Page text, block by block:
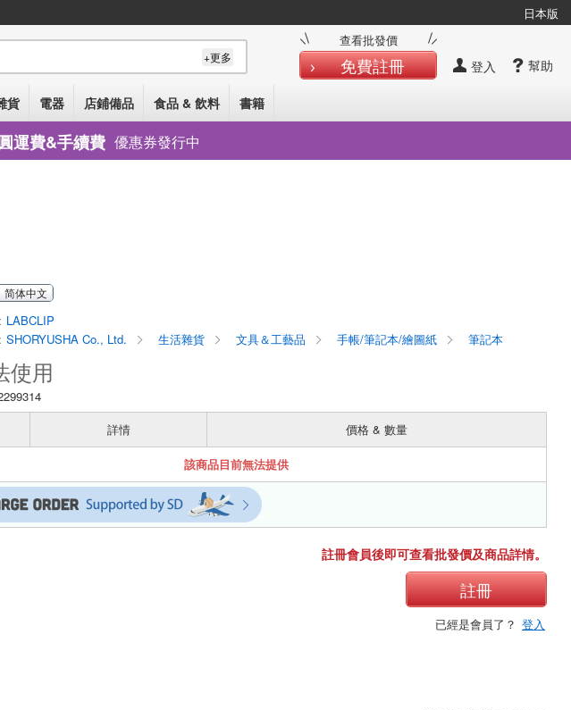
日本版
幫助
登入
查看批發價
免費註冊
+更多
貨 電器 店鋪備品 食品 & 飲料 書籍
運費&手續費 優惠券發行中
简体中文
LABCLIP
SHORYUSHA Co., Ltd. 生活雜貨 文具＆工藝品 手帳/筆記本/繪圖紙 筆記本
使用
詳情
價格 & 數量
該商品目前無法提供
註冊會員後即可查看批發價及商品詳情。
註冊
已經是會員了？ 登入